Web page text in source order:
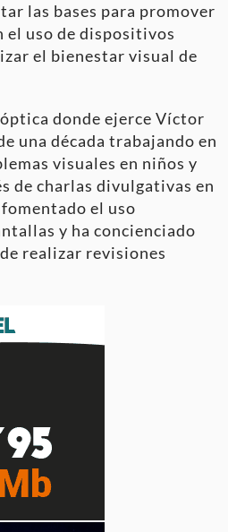
las bases para promover
el uso de dispositivos
el bienestar visual de
donde ejerce Víctor
una década trabajando en
visuales en niños y
de charlas divulgativas en
el uso
y ha concienciado
realizar revisiones